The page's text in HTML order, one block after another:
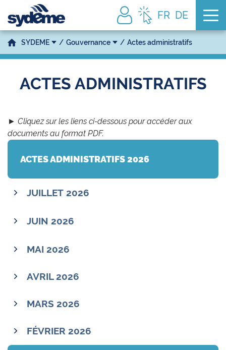
FR DE
SYDEME Gouvernance Actes administratifs
ACTES ADMINISTRATIFS
► Cliquez sur les liens ci-dessous pour accéder aux
documents au format PDF.
ACTES ADMINISTRATIFS 2026
JUILLET 2026
JUIN 2026
MAI 2026
AVRIL 2026
MARS 2026
FÉVRIER 2026